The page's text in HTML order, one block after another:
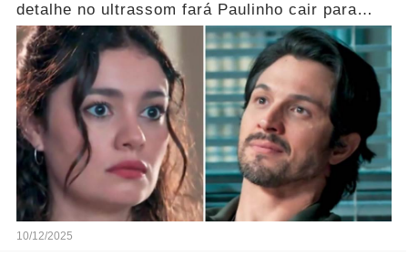
detalhe no ultrassom fará Paulinho cair para
trás!
10/12/2025